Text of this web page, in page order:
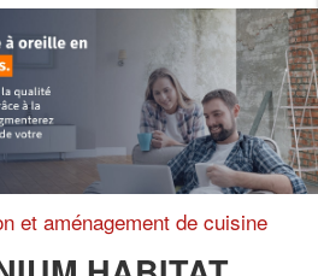
et aménagement de cuisine